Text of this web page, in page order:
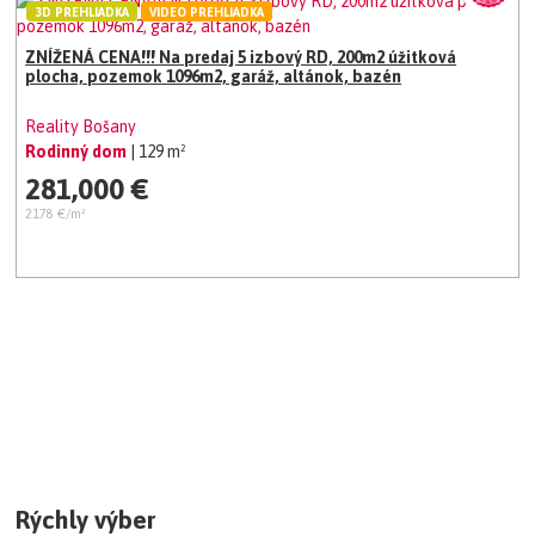
ZNÍŽENÁ CENA!!! Na predaj 5 izbový RD, 200m2 úžitková
plocha, pozemok 1096m2, garáž, altánok, bazén
Reality Bošany
Rodinný dom
| 129 m²
281,000 €
2178 €/m²
3D PREHLIADKA VIDEO PREHLIADKA
Rýchly výber